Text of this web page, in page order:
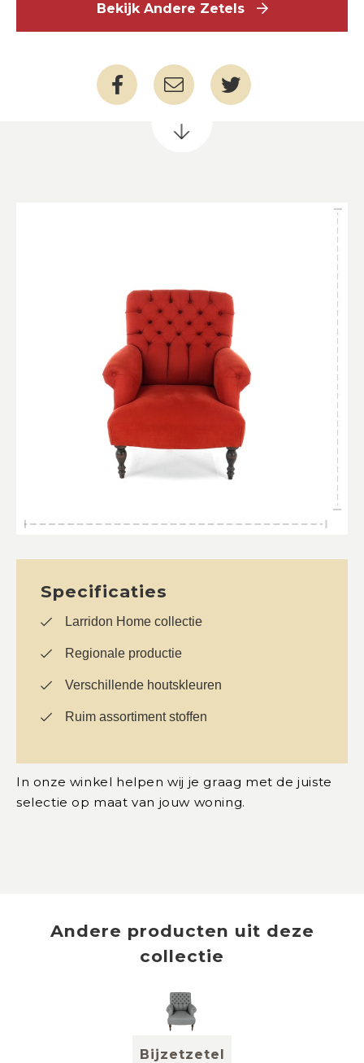
Bekijk Andere Zetels
Specificaties
Larridon Home collectie
Regionale productie
Verschillende houtskleuren
Ruim assortiment stoffen
In onze winkel helpen wij je graag met de juiste
selectie op maat van jouw woning.
Andere producten uit deze
collectie
Bijzetzetel